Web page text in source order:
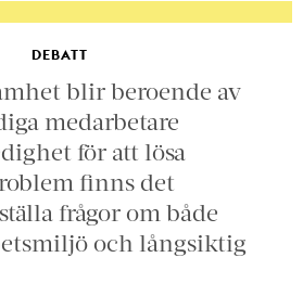
DEBATT
blir beroende av
medarbetare
för att lösa
finns det
frågor om både
och långsiktig